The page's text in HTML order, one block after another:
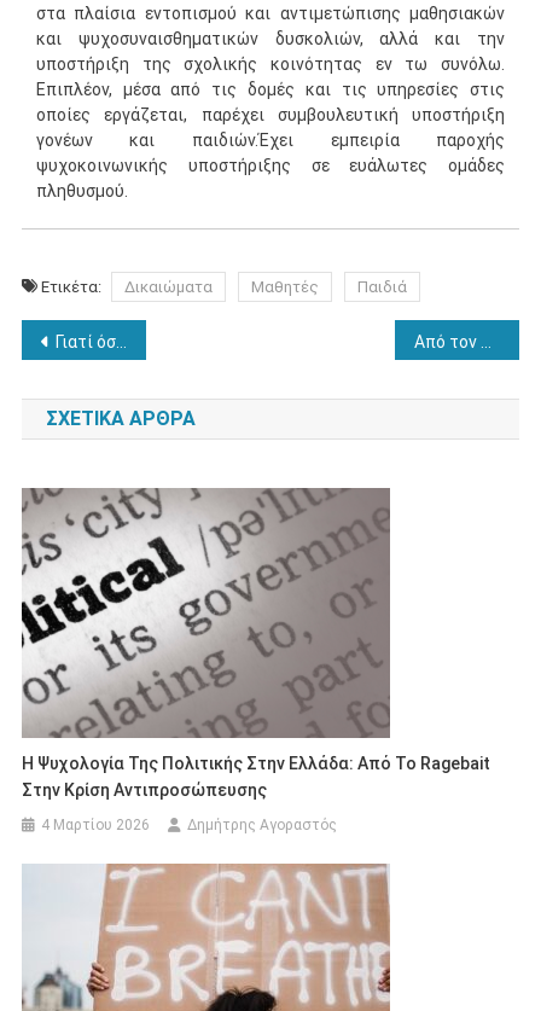
στα πλαίσια εντοπισμού και αντιμετώπισης μαθησιακών
και ψυχοσυναισθηματικών δυσκολιών, αλλά και την
υποστήριξη της σχολικής κοινότητας εν τω συνόλω.
Επιπλέον, μέσα από τις δομές και τις υπηρεσίες στις
οποίες εργάζεται, παρέχει συμβουλευτική υποστήριξη
γονέων και παιδιών.Έχει εμπειρία παροχής
ψυχοκοινωνικής υποστήριξης σε ευάλωτες ομάδες
πληθυσμού.
Ετικέτα: Δικαιώματα Μαθητές Παιδιά
Πλοήγηση
άρθρων
Γιατί όσο μεγαλώνουμε ο χρόνος τρέχει πιο γρήγορα;
ΣΧΕΤΙΚΆ ΆΡΘΡΑ
Η Ψυχολογία Της Πολιτικής Στην Ελλάδα: Από Το Ragebait
Στην Κρίση Αντιπροσώπευσης
4 Μαρτίου 2026 Δημήτρης Αγοραστός